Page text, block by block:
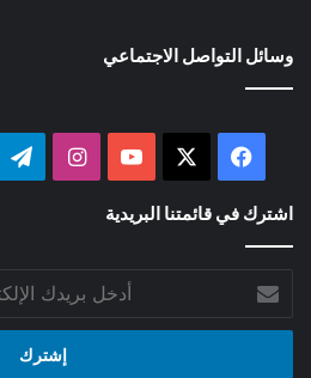
وسائل التواصل الاجتماعي
فيسبوك ‫YouTubeانستقرام
اشترك في قائمتنا البريدية
بريدك
الإلكتروني